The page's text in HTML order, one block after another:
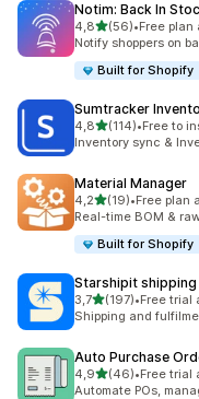
Notim: Back In
4,8na 5 gwiazdek
(56)
Łączna liczba
•Free plan
Notify shoppers on
Built for Shopify
Sumtracker
4,8na 5 gwiazdek
(114)
Łączna liczba
•Free to
Inventory sync &
Material Manager
4,2na 5 gwiazdek
(19)
Łączna liczba
•Free plan
Real-time BOM &
Built for Shopify
Starshipit
3,7na 5 gwiazdek
(197)
Łączna liczba
•Free trial
Shipping and
Auto Purchase
4,9na 5 gwiazdek
(46)
Łączna liczba
•Free trial
Automate POs,